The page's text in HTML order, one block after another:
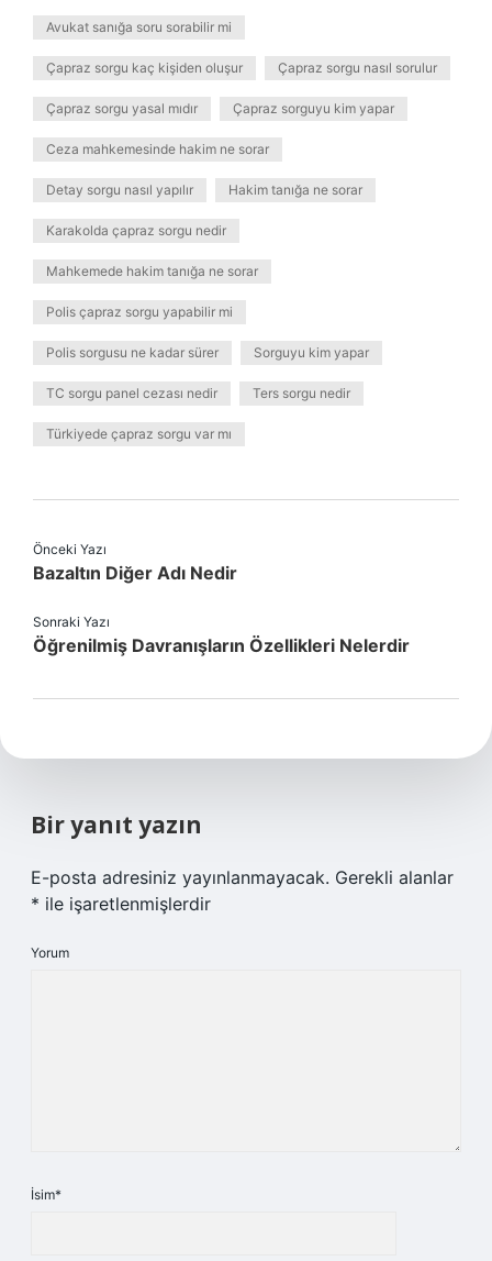
Avukat sanığa soru sorabilir mi
Çapraz sorgu kaç kişiden oluşur Çapraz sorgu nasıl sorulur
Çapraz sorgu yasal mıdır Çapraz sorguyu kim yapar
Ceza mahkemesinde hakim ne sorar
Detay sorgu nasıl yapılır Hakim tanığa ne sorar
Karakolda çapraz sorgu nedir
Mahkemede hakim tanığa ne sorar
Polis çapraz sorgu yapabilir mi
Polis sorgusu ne kadar sürer Sorguyu kim yapar
TC sorgu panel cezası nedir Ters sorgu nedir
Türkiyede çapraz sorgu var mı
Önceki Yazı
Bazaltın Diğer Adı Nedir
Sonraki Yazı
Öğrenilmiş Davranışların Özellikleri Nelerdir
Bir yanıt yazın
E-posta adresiniz yayınlanmayacak. Gerekli alanlar
* ile işaretlenmişlerdir
Yorum
İsim*